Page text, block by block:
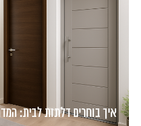
איך בוחרים דלתות לבית: